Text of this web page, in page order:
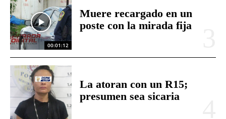
00:01:12
Muere recargado en un
poste con la mirada fija
La atoran con un R15;
presumen sea sicaria